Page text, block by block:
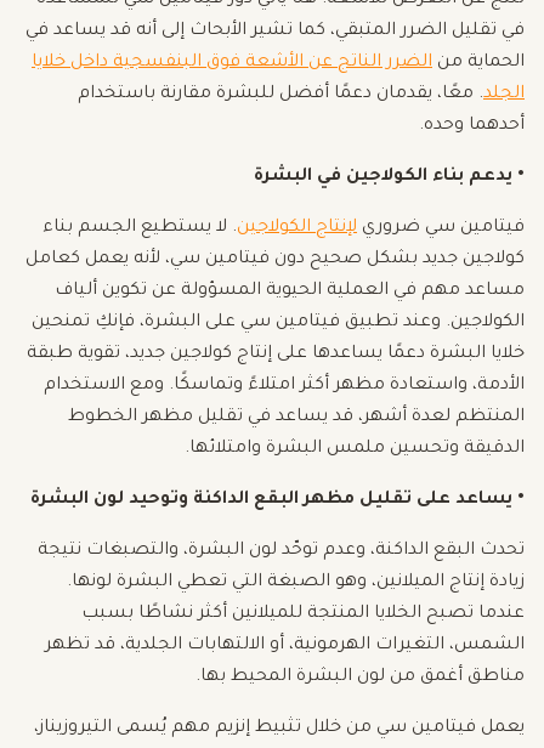
في تقليل الضرر المتبقي، كما تشير الأبحاث إلى أنه قد يساعد في
الحماية من الضرر الناتج عن الأشعة فوق البنفسجية داخل خلايا
الجلد. معًا، يقدمان دعمًا أفضل للبشرة مقارنة باستخدام
أحدهما وحده.
• يدعم بناء الكولاجين في البشرة
فيتامين سي ضروري لإنتاج الكولاجين. لا يستطيع الجسم بناء
كولاجين جديد بشكل صحيح دون فيتامين سي، لأنه يعمل كعامل
مساعد مهم في العملية الحيوية المسؤولة عن تكوين ألياف
الكولاجين. وعند تطبيق فيتامين سي على البشرة، فإنكِ تمنحين
خلايا البشرة دعمًا يساعدها على إنتاج كولاجين جديد، تقوية طبقة
الأدمة، واستعادة مظهر أكثر امتلاءً وتماسكًا. ومع الاستخدام
المنتظم لعدة أشهر، قد يساعد في تقليل مظهر الخطوط
الدقيقة وتحسين ملمس البشرة وامتلائها.
• يساعد على تقليل مظهر البقع الداكنة وتوحيد لون البشرة
تحدث البقع الداكنة، وعدم توحّد لون البشرة، والتصبغات نتيجة
زيادة إنتاج الميلانين، وهو الصبغة التي تعطي البشرة لونها.
عندما تصبح الخلايا المنتجة للميلانين أكثر نشاطًا بسبب
الشمس، التغيرات الهرمونية، أو الالتهابات الجلدية، قد تظهر
مناطق أغمق من لون البشرة المحيط بها.
يعمل فيتامين سي من خلال تثبيط إنزيم مهم يُسمى التيروزيناز،